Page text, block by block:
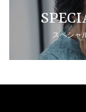
スペシャ